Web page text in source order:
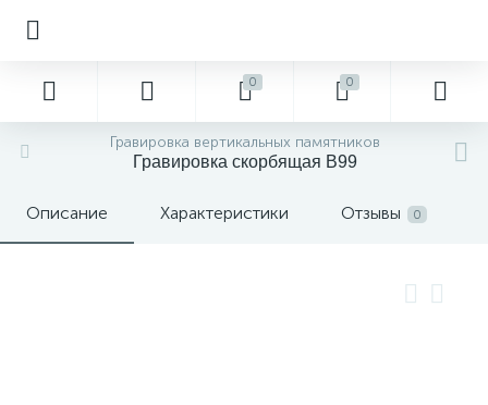
0 0
Гравировка вертикальных памятников
Гравировка скорбящая В99
Описание Характеристики Отзывы 0